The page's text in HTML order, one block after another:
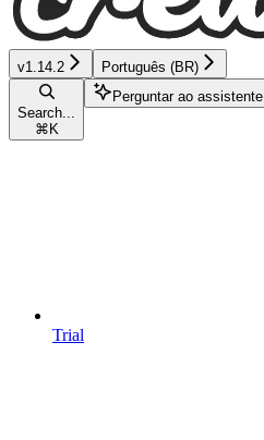
v1.14.2 Português (BR)
Search...
⌘ K
Perguntar ao assistente
Trial